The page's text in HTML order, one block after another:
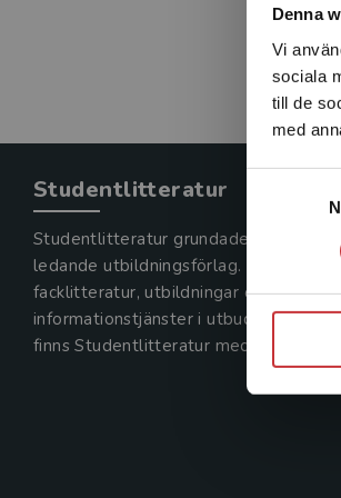
Denna
Vi
sociala
till de
med
Studentlitteratur
Studentlitteratur grundades 1963 och
ledande utbildningsförlag. Med
facklitteratur, utbildningar och digitala
informationstjänster i utbudet,
finns Studentlitteratur med längs hela